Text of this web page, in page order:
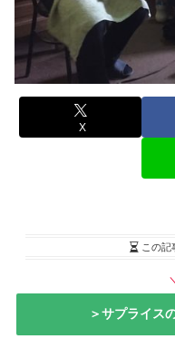
X
この記
＞サプライス